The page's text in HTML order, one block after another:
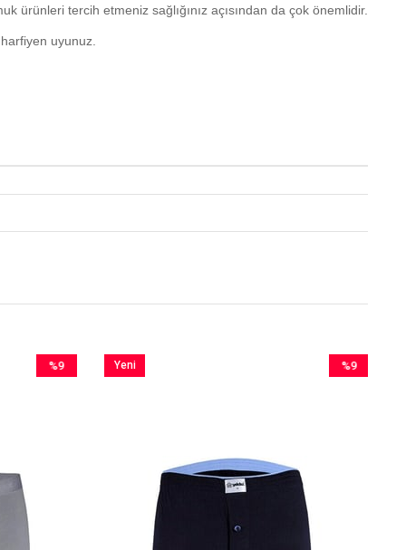
ürünleri tercih etmeniz sağlığınız açısından da çok önemlidir.
uyunuz.
%9
%9
Yeni